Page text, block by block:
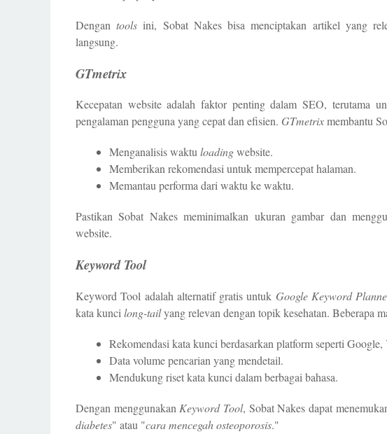
Dengantools ini, Sobat Nakes bisa menciptakan artikel yang
langsung.
GTmetrix
Kecepatan website adalah faktor penting dalam SEO, terutama
pengalaman pengguna yang cepat dan efisien. GTmetrixmembantu
Menganalisis waktuloadingwebsite.
Memberikan rekomendasi untuk mempercepat halaman.
Memantau performa dari waktu ke waktu.
Pastikan Sobat Nakes meminimalkan ukuran gambar dan
website.
Keyword Tool
Keyword Tool adalah alternatif gratis untuk Google Keyword
kata kunci long-tailyang relevan dengan topik kesehatan. Beberapa
Rekomendasi kata kunci berdasarkan platform seperti
Data volume pencarian yang mendetail.
Mendukung riset kata kunci dalam berbagai bahasa.
Dengan menggunakan Keyword Tool, Sobat Nakes dapat
diabetes" atau "cara mencegah osteoporosis."